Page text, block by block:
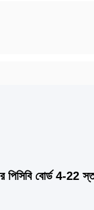
পিসিবি বোর্ড 4-